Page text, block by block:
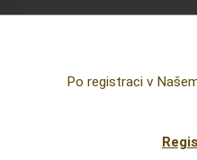
Po registraci v